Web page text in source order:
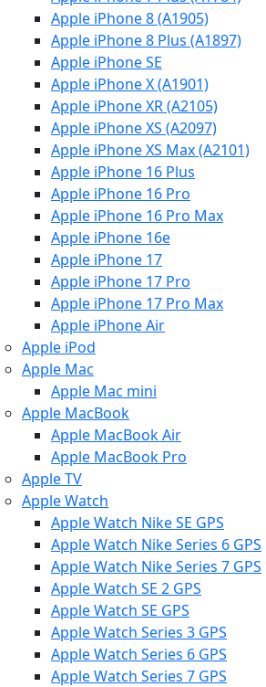
Apple iPhone 8 (A1905)
Apple iPhone 8 Plus (A1897)
Apple iPhone SE
Apple iPhone X (A1901)
Apple iPhone XR (A2105)
Apple iPhone XS (A2097)
Apple iPhone XS Max (A2101)
Apple iPhone 16 Plus
Apple iPhone 16 Pro
Apple iPhone 16 Pro Max
Apple iPhone 16e
Apple iPhone 17
Apple iPhone 17 Pro
Apple iPhone 17 Pro Max
Apple iPhone Air
Apple iPod
Apple Mac
Apple Mac mini
Apple MacBook
Apple MacBook Air
Apple MacBook Pro
Apple TV
Apple Watch
Apple Watch Nike SE GPS
Apple Watch Nike Series 6 GPS
Apple Watch Nike Series 7 GPS
Apple Watch SE 2 GPS
Apple Watch SE GPS
Apple Watch Series 3 GPS
Apple Watch Series 6 GPS
Apple Watch Series 7 GPS